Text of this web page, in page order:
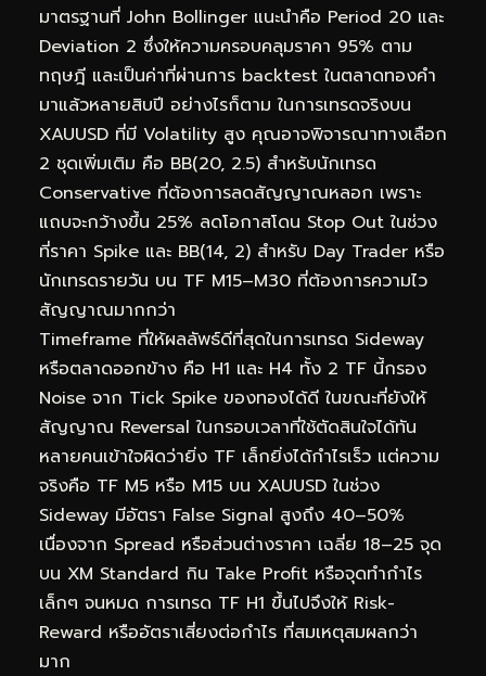
มาตรฐานที่ John Bollinger แนะนำคือ Period 20 และ
Deviation 2 ซึ่งให้ความครอบคลุมราคา 95% ตาม
ทฤษฎี และเป็นค่าที่ผ่านการ backtest ในตลาดทองคำ
มาแล้วหลายสิบปี อย่างไรก็ตาม ในการเทรดจริงบน
XAUUSD ที่มี Volatility สูง คุณอาจพิจารณาทางเลือก
2 ชุดเพิ่มเติม คือ BB(20, 2.5) สำหรับนักเทรด
Conservative ที่ต้องการลดสัญญาณหลอก เพราะ
แถบจะกว้างขึ้น 25% ลดโอกาสโดน Stop Out ในช่วง
ที่ราคา Spike และ BB(14, 2) สำหรับ Day Trader หรือ
นักเทรดรายวัน บน TF M15–M30 ที่ต้องการความไว
สัญญาณมากกว่า
Timeframe ที่ให้ผลลัพธ์ดีที่สุดในการเทรด Sideway
หรือตลาดออกข้าง คือ H1 และ H4 ทั้ง 2 TF นี้กรอง
Noise จาก Tick Spike ของทองได้ดี ในขณะที่ยังให้
สัญญาณ Reversal ในกรอบเวลาที่ใช้ตัดสินใจได้ทัน
หลายคนเข้าใจผิดว่ายิ่ง TF เล็กยิ่งได้กำไรเร็ว แต่ความ
จริงคือ TF M5 หรือ M15 บน XAUUSD ในช่วง
Sideway มีอัตรา False Signal สูงถึง 40–50%
เนื่องจาก Spread หรือส่วนต่างราคา เฉลี่ย 18–25 จุด
บน XM Standard กิน Take Profit หรือจุดทำกำไร
เล็กๆ จนหมด การเทรด TF H1 ขึ้นไปจึงให้ Risk-
Reward หรืออัตราเสี่ยงต่อกำไร ที่สมเหตุสมผลกว่า
มาก